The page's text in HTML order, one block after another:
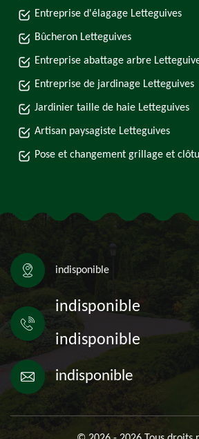
Entreprise d'élagage Letteguives
Bûcheron Letteguives
Entreprise abattage arbre
Entreprise de jardinage Letteguives
Jardinier taille de haie Letteguives
Artisan paysagiste Letteguives
Pose et changement grillage et
indisponible
indisponible
indisponible
indisponible